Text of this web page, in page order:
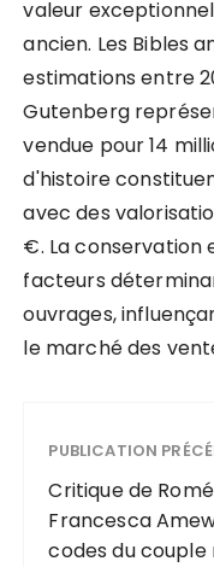
valeur
ancien. Les Bibles
estimations entre
Gutenberg
vendue pour 14
d'histoire
avec des
€. La conservation
facteurs
ouvrages,
le marché des
PUBLICATION
Critique de
Francesca
codes du